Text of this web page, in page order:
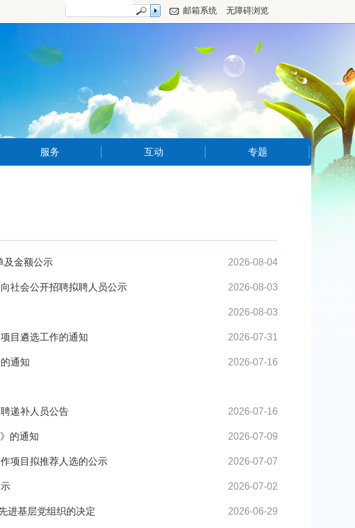
邮箱系统 无障碍浏览
服务 互动 专题
及金额公示 2026-08-04
社会公开招聘拟聘人员公示 2026-08-03
2026-08-03
目遴选工作的通知 2026-07-31
通知 2026-07-16
递补人员公告 2026-07-16
的通知 2026-07-09
项目拟推荐人选的公示 2026-07-07
2026-07-02
进基层党组织的决定 2026-06-29